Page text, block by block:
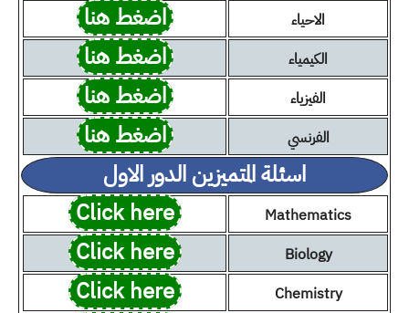
الاحياء اضغط هنا
الكيمياء اضغط هنا
الفيزياء اضغط هنا
الفرنسي
اضغط هنا
اسئلة المتميزين الدور الاول
Mathematics
Click here
Biology
Click here
Chemistry
Click here